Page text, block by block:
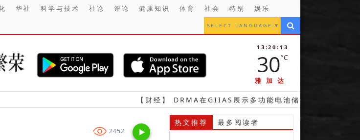
华社 科学与技术 社论 评论 健康知识 体育 社会 特别
娱乐
SELECT LANGUAGE ▼
13:20:15
30°C
雅加达
【财经】 DRMA在GIIAS展示多功能电池储能系统
2452
热文推荐 最多阅读者